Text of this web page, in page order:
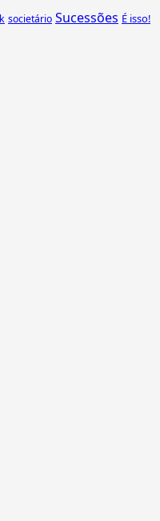
societário Sucessões É isso!